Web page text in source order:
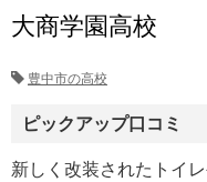
大商学園高校
豊中市の高校
ピックアップ口コミ
新しく改装されたトイ